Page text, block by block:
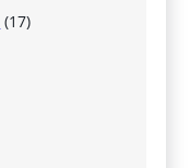
(17)